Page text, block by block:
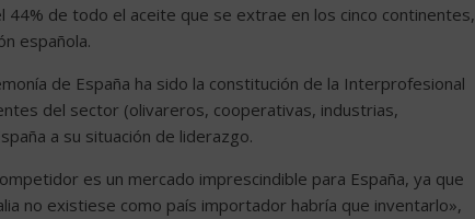
44% de todo el aceite que se extrae en los cinco continentes,
española.
de España ha sido la constitución de la Interprofesional
del sector (olivareros, cooperativas, industrias,
a su situación de liderazgo.
es un mercado imprescindible para España, ya que
no existiese como país importador habría que inventarlo»,